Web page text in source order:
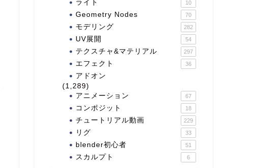
ライト 10
Geometry Nodes 70
モデリング 282
UV展開 54
テクスチャ&マテリアル 297
エフェクト 36
アドオン
(1,289)
アニメーション
67
コンポジット 18
チュートリアル動画 229
リグ 33
blender初心者 51
スカルプト 6